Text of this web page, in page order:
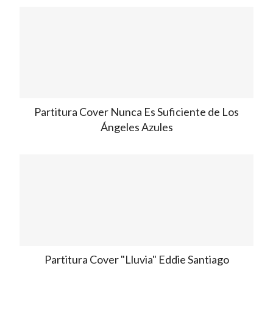
Partitura Cover Nunca Es Suficiente de Los
Ángeles Azules
Partitura Cover "Lluvia" Eddie Santiago